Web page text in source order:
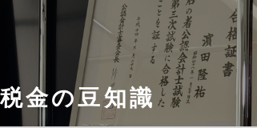
税金の豆知識